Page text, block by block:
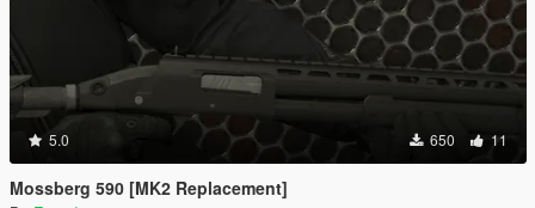
5.0 650 11
Mossberg 590 [MK2 Replacement]